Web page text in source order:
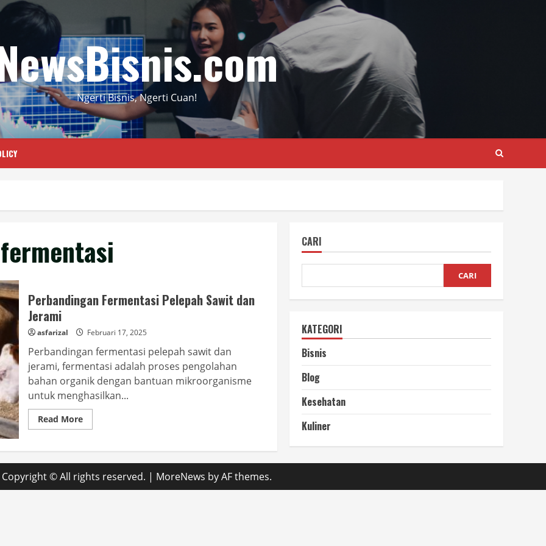
Ngerti Bisnis, Ngerti Cuan!
Perbandingan Fermentasi Pelepah Sawit dan
Jerami
asfarizal Februari 17, 2025
Perbandingan fermentasi pelepah sawit dan
jerami, fermentasi adalah proses pengolahan
bahan organik dengan bantuan mikroorganisme
untuk menghasilkan...
Read MoreRead
more
Fermentasi
Pelepah
Sawit
dan
Jerami
CARI
CARI
KATEGORI
Bisnis
Blog
Kesehatan
Kuliner
Copyright © All rights reserved. | MoreNews by AF themes.